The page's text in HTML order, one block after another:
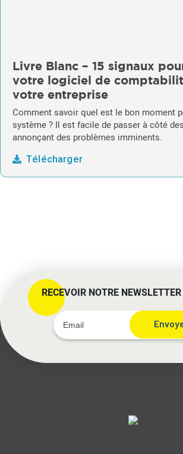
Livre Blanc – 15 signaux
votre logiciel de
votre entreprise
Comment savoir quel est le bon moment
système ? Il est facile de passer à côté
annonçant des problèmes imminents.
Télécharger
RECEVOIR NOTRE NEWSLETTER